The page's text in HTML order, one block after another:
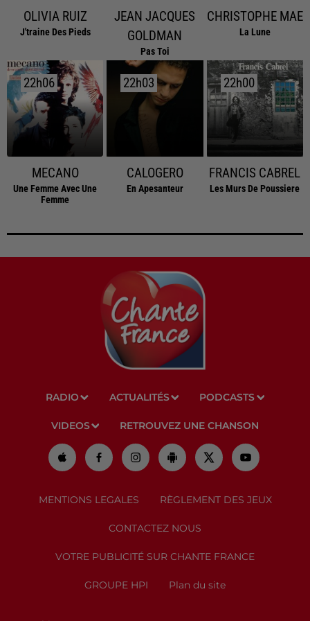
OLIVIA RUIZ
J'traine Des Pieds
JEAN JACQUES
GOLDMAN
Pas Toi
CHRISTOPHE MAE
La Lune
22h06
22h06
MECANO
Une Femme Avec Une
Femme
22h03
22h03
CALOGERO
En Apesanteur
22h00
22h00
FRANCIS CABREL
Les Murs De Poussiere
RADIO ACTUALITÉS PODCASTS
VIDEOS RETROUVEZ UNE CHANSON
MENTIONS LEGALES RÈGLEMENT DES JEUX
CONTACTEZ NOUS
VOTRE PUBLICITÉ SUR CHANTE FRANCE
GROUPE HPI Plan du site